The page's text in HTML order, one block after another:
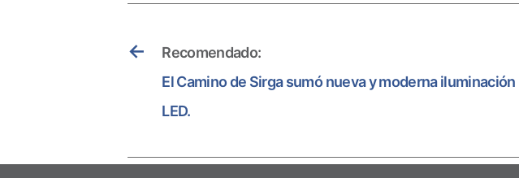
←
Recomendado:
El Camino de Sirga sumó nueva y moderna iluminación
LED.